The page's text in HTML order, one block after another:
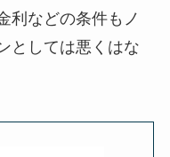
利などの条件もノ
としては悪くはな